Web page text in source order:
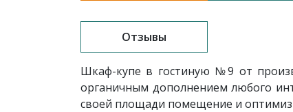
Отзывы
Шкаф-купе в гостиную №9 от
органичным дополнением любого
своей площади помещение и